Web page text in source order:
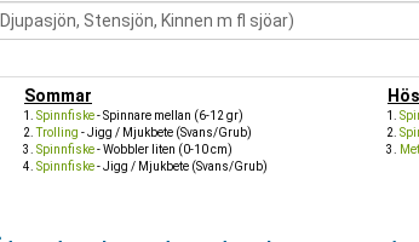
Sommar
Spinnfiske- Spinnare mellan (6-12 gr)
Trolling - Jigg / Mjukbete (Svans/Grub)
Spinnfiske- Wobbler liten (0-10 cm)
Spinnfiske- Jigg / Mjukbete (Svans/Grub)